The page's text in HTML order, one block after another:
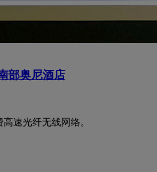
部奥尼酒店
速光纤无线网络。